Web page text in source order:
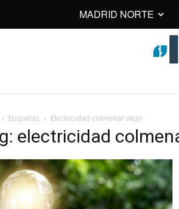
MADRID NORTE
Etiquetas Electricidad colmenar viejo
electricidad